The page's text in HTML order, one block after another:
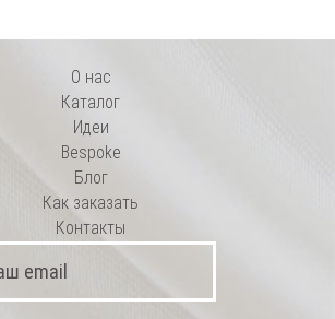
О нас
Каталог
Идеи
Bespoke
Блог
Как заказать
Контакты